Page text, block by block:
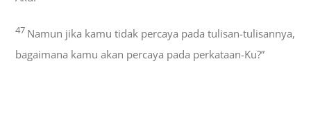
47 Namun jika kamu tidak percaya pada tulisan-tulisannya,
bagaimana kamu akan percaya pada perkataan-Ku?”